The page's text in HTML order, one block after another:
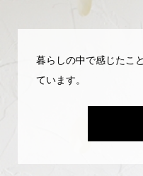
暮らしの中で感じたこ
ています。